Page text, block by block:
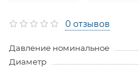
0 отзывов
Давление номинальное
Диаметр